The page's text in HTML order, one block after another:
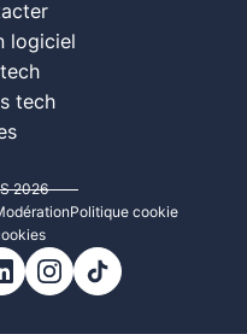
logiciel
tech
2026
Politique cookie